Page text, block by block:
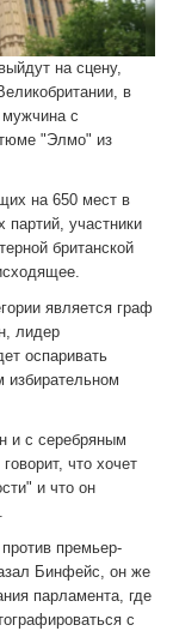
на сцену,
в
с
"Элмо" из
на 650 мест в
партий, участники
британской
является граф
лидер
оспаривать
избирательном
и с серебряным
что хочет
и что он
премьер-
Бинфейс, он же
парламента, где
с